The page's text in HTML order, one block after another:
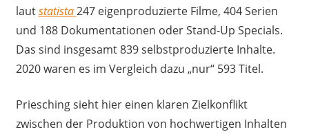
lautstatista 247 eigenproduzierte Filme, 404 Serien
und 188 Dokumentationen oder Stand-Up Specials.
Das sind insgesamt 839 selbstproduzierte Inhalte.
2020 waren es im Vergleich dazu „nur“ 593 Titel.
Priesching sieht hier einen klaren Zielkonflikt
zwischen der Produktion von hochwertigen Inhalten